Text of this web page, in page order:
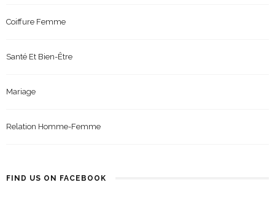
Coiffure Femme
Santé Et Bien-Être
Mariage
Relation Homme-Femme
FIND US ON FACEBOOK